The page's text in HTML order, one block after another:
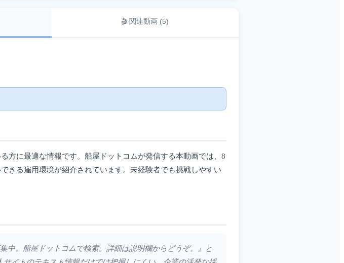
🎬 関連動画 (5)
方に最適な情報です。船屋ドットコムが発信する本動画では、8
きる雇用環境が紹介されています。未経験者でも挑戦しやすい
中。船屋ドットコムで検索。詳細は説明欄からどうぞ。』と